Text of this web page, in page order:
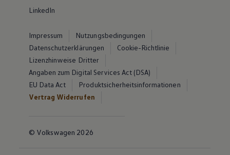
LinkedIn
Impressum
Nutzungsbedingungen
Datenschutzerklärungen
Cookie-Richtlinie
Lizenzhinweise Dritter
Angaben zum Digital Services Act (DSA)
EU Data Act
Produktsicherheitsinformationen
Vertrag Widerrufen
© Volkswagen 2026